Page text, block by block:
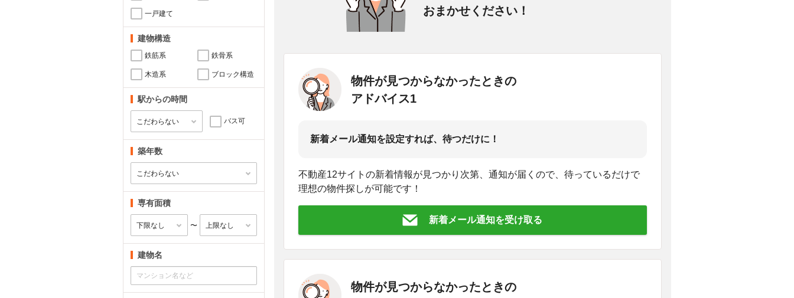
一戸建て
建物構造
鉄筋系 鉄骨系
木造系 ブロック構造
駅からの時間
バス可
築年数
専有面積
〜
建物名
おまかせください！
物件が見つからなかったときの
アドバイス1
新着メール通知を設定すれば、待つだけに！
不動産12サイトの新着情報が見つかり次第、通知が届くので、待っているだけで
理想の物件探しが可能です！
新着メール通知を受け取る
物件が見つからなかったときの